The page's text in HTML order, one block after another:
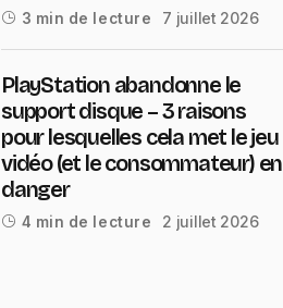
3 min de lecture 7 juillet 2026
PlayStation abandonne le
support disque – 3 raisons
pour lesquelles cela met le jeu
vidéo (et le consommateur) en
danger
4 min de lecture 2 juillet 2026